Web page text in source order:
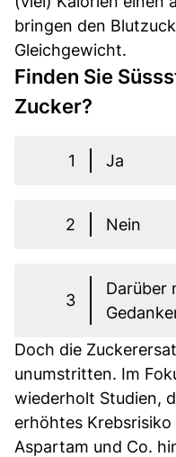
bringen den
Gleichgewicht.
Finden Sie
Zucker?
1 Ja
2 Nein
3
Darüber
Doch die
unumstritten. Im
wiederholt Studien,
erhöhtes
Aspartam und Co.